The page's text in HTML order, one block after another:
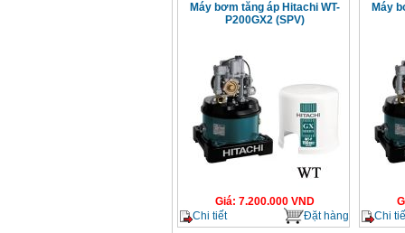
Máy bơm tăng áp Hitachi WT-
P200GX2 (SPV)
Giá: 7.200.000VND
Chi tiết
Đặt hàng
Máy
Chi